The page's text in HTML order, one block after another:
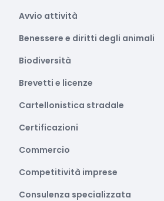
Avvio attività
Benessere e diritti degli animali
Biodiversità
Brevetti e licenze
Cartellonistica stradale
Certificazioni
Commercio
Competitività imprese
Consulenza specializzata